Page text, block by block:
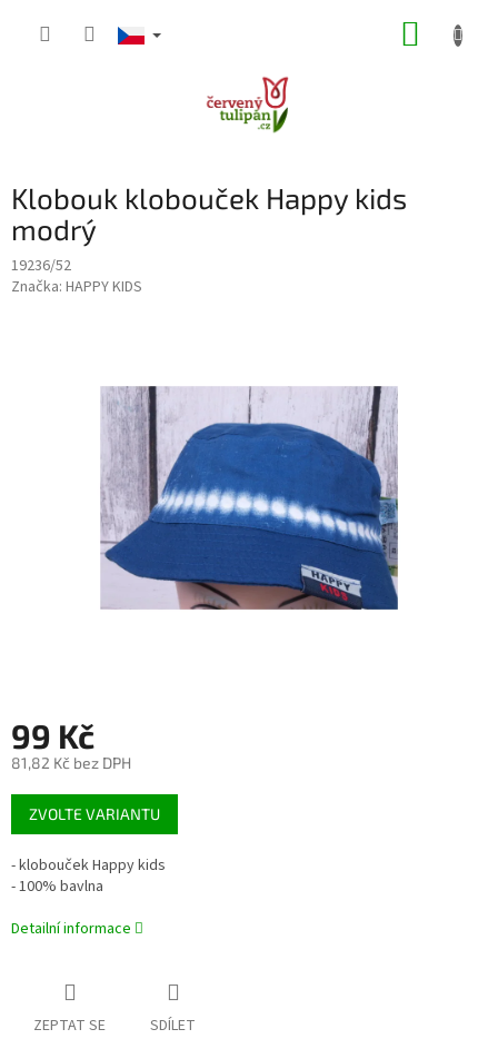
Klobouk klobouček Happy kids
modrý
19236/52
Značka: HAPPY KIDS
99 Kč
81,82 Kč bez DPH
Měrná
cena:
ZVOLTE VARIANTU
- klobouček Happy kids
- 100% bavlna
Detailní informace
ZEPTAT SE SDÍLET